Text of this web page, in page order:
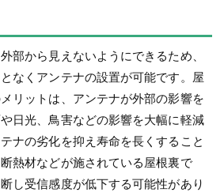
部から見えないようにできるため、
なくアンテナの設置が可能です。屋
リットは、アンテナが外部の影響を
日光、鳥害などの影響を大幅に軽減
ナの劣化を抑え寿命を長くすること
熱材などが施されている屋根裏で
し受信感度が低下する可能性があり